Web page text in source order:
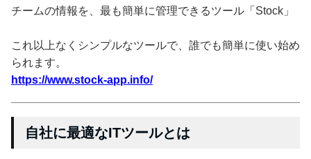
チームの情報を、最も簡単に管理できるツール「Stock」
これ以上なくシンプルなツールで、誰でも簡単に使い始め
られます。
https://www.stock-app.info/
自社に最適なITツールとは